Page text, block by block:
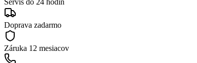
Doprava zadarmo
Záruka 12 mesiacov